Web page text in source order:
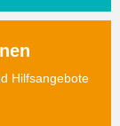
Hilfsangebote